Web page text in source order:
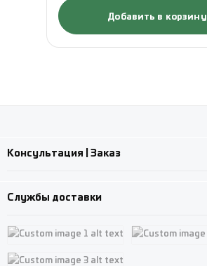
Добавить в корзину
Консультация | Заказ
Службы доставки
Custom image 1